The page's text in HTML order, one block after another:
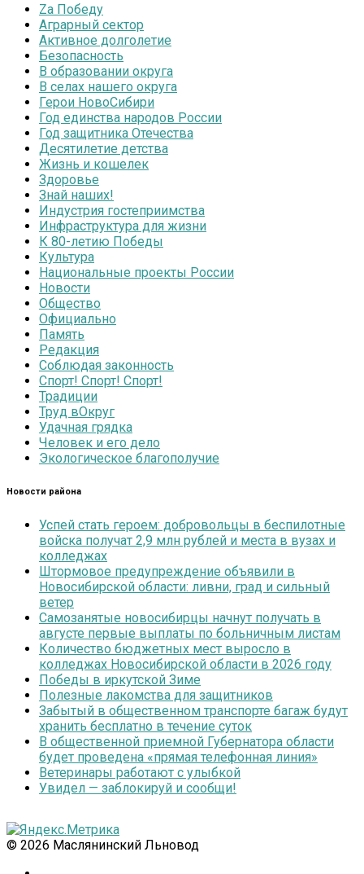
Zа Победу
Аграрный сектор
Активное долголетие
Безопасность
В образовании округа
В селах нашего округа
Герои НовоСибири
Год единства народов России
Год защитника Отечества
Десятилетие детства
Жизнь и кошелек
Здоровье
Знай наших!
Индустрия гостеприимства
Инфраструктура для жизни
К 80-летию Победы
Культура
Национальные проекты России
Новости
Общество
Официально
Память
Редакция
Соблюдая законность
Спорт! Спорт! Спорт!
Традиции
Труд вОкруг
Удачная грядка
Человек и его дело
Экологическое благополучие
Новости района
Успей стать героем: добровольцы в беспилотные
войска получат 2,9 млн рублей и места в вузах и
колледжах
Штормовое предупреждение объявили в
Новосибирской области: ливни, град и сильный
ветер
Самозанятые новосибирцы начнут получать в
августе первые выплаты по больничным листам
Количество бюджетных мест выросло в
колледжах Новосибирской области в 2026 году
Победы в иркутской Зиме
Полезные лакомства для защитников
Забытый в общественном транспорте багаж будут
хранить бесплатно в течение суток
В общественной приемной Губернатора области
будет проведена «прямая телефонная линия»
Ветеринары работают с улыбкой
Увидел — заблокируй и сообщи!
© 2026 Маслянинский Льновод